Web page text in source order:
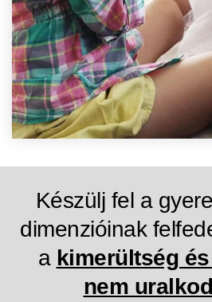
Készülj fel a
dimenzióinak
a kimerültség
nem